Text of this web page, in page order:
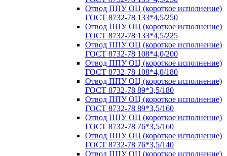
Отвод ППУ ОЦ (короткое исполнение)
ГОСТ 8732-78 133*4,5/250
Отвод ППУ ОЦ (короткое исполнение)
ГОСТ 8732-78 133*4,5/225
Отвод ППУ ОЦ (короткое исполнение)
ГОСТ 8732-78 108*4,0/200
Отвод ППУ ОЦ (короткое исполнение)
ГОСТ 8732-78 108*4,0/180
Отвод ППУ ОЦ (короткое исполнение)
ГОСТ 8732-78 89*3,5/180
Отвод ППУ ОЦ (короткое исполнение)
ГОСТ 8732-78 89*3,5/160
Отвод ППУ ОЦ (короткое исполнение)
ГОСТ 8732-78 76*3,5/160
Отвод ППУ ОЦ (короткое исполнение)
ГОСТ 8732-78 76*3,5/140
Отвод ППУ ОЦ (короткое исполнение)